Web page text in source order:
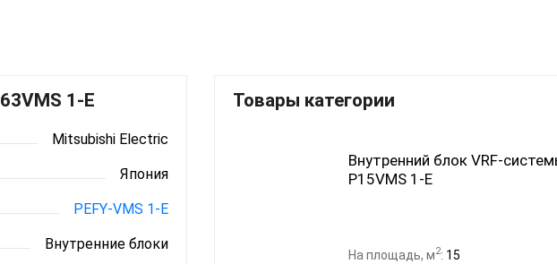
1-E
Mitsubishi Electric
Япония
PEFY-VMS 1-E
Внутренние блоки
Товары категории
Внутренний блок VRF-
P15VMS 1-E
На площадь, м2: 15